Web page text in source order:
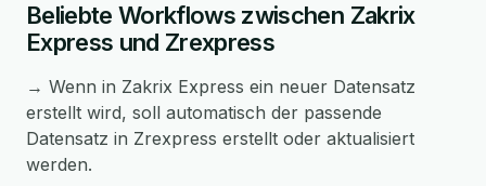
Beliebte Workflows zwischen Zakrix
Express und Zrexpress
→ Wenn in Zakrix Express ein neuer Datensatz
erstellt wird, soll automatisch der passende
Datensatz in Zrexpress erstellt oder aktualisiert
werden.